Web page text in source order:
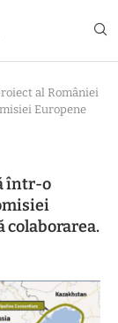
al României
Europene
într-o
colaborarea.